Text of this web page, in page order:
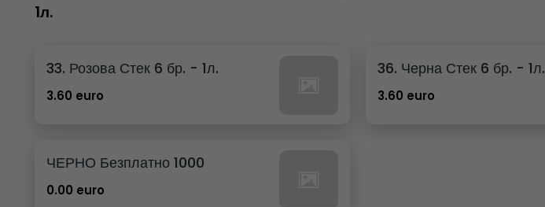
1л.
33. Розова Стек 6 бр. - 1л.
3.60 euro
36. Черна Стек 6 бр. - 1л.
3.60 euro
ЧЕРНО Безплатно 1000
0.00 euro